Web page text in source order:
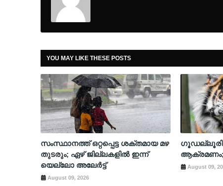
YOU MAY LIKE THESE POSTS
സംസ്ഥാനത്ത് ഒറ്റപ്പെട്ട ശക്തമായ മഴ
തുടരും; ഏഴ് ജില്ലകളില്‍ ഇന്ന്
യെല്ലോ അലേര്‍ട്ട്
August 09, 2026
ആക്രമണം;
August 09,